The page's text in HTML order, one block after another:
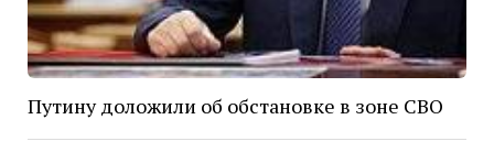
Путину доложили об обстановке в зоне СВО